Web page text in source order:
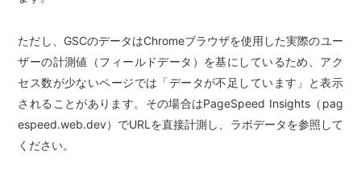
ただし、GSCのデータはChromeブラウザを使用した実際のユー
ザーの計測値（フィールドデータ）を基にしているため、アク
セス数が少ないページでは「データが不足しています」と表示
されることがあります。その場合はPageSpeed Insights（pag
espeed.web.dev）でURLを直接計測し、ラボデータを参照して
ください。